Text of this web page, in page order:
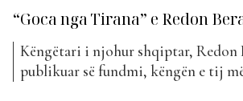
“Goca nga Tirana” e Redon
Këngëtari i njohur shqiptar, Redon
publikuar së fundmi, këngën e tij